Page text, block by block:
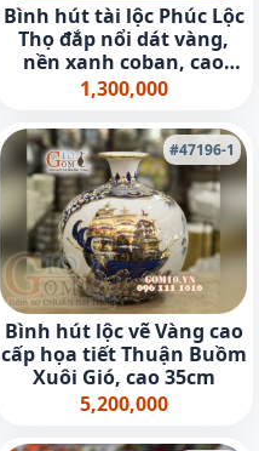
Bình hút tài lộc Phúc Lộc
Thọ đắp nổi dát vàng,
nền xanh coban, cao
22cm
1,300,000
#47196-1
Bình hút lộc vẽ Vàng cao
cấp họa tiết Thuận Buồm
Xuôi Gió, cao 35cm
5,200,000